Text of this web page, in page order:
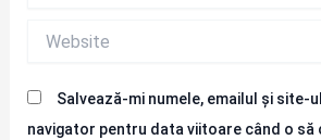
Salvează-mi numele, emailul și site-
navigator pentru data viitoare când o să